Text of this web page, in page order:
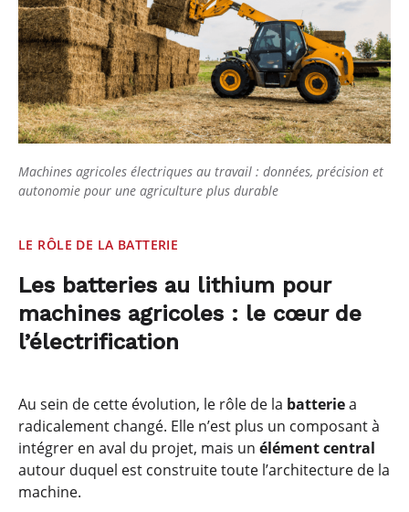
Machines agricoles électriques au travail : données, précision et
autonomie pour une agriculture plus durable
LE RÔLE DE LA BATTERIE
Les batteries au lithium pour
machines agricoles : le cœur de
l’électrification
Au sein de cette évolution, le rôle de la batteriea
radicalement changé. Elle n’est plus un composant à
intégrer en aval du projet, mais un élément central
autour duquel est construite toute l’architecture de la
machine.